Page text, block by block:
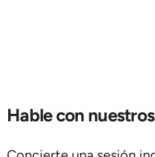
Hable con